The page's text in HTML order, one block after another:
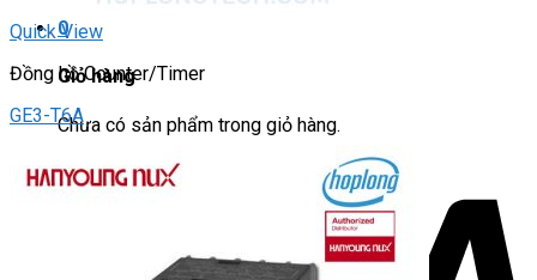
0
Giỏ hàng
Chưa có sản phẩm trong giỏ hàng.
Quick View
Đồng hồ Counter/Timer
GE3-T6A